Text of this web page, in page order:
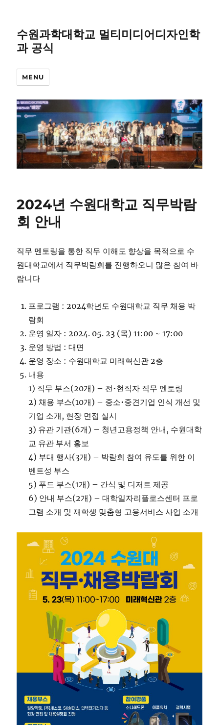
수원과학대학교 멀티미디어디자인학
과 공식
MENU
2024년 수원대학교 직무박람
회 안내
직무 멘토링을 통한 직무 이해도 향상을 목적으로 수
원대학교에서 직무박람회를 진행하오니 많은 참여 바
랍니다
프로그램 : 2024학년도 수원대학교 직무 채용 박
람회
운영 일자 : 2024. 05. 23 (목) 11:00 ~ 17:00
운영 방법 : 대면
운영 장소 : 수원대학교 미래혁신관 2층
내용
1) 직무 부스(20개) – 전•현직자 직무 멘토링
2) 채용 부스(10개) – 중소•중견기업 인식 개선 및
기업 소개, 현장 면접 실시
3) 유관 기관(6개) – 청년고용정책 안내, 수원대학
교 유관 부서 홍보
4) 부대 행사(3개) – 박람회 참여 유도를 위한 이
벤트성 부스
5) 푸드 부스(1개) – 간식 및 디저트 제공
6) 안내 부스(2개) – 대학일자리플로스센터 프로
그램 소개 및 재학생 맞춤형 고용서비스 사업 소개